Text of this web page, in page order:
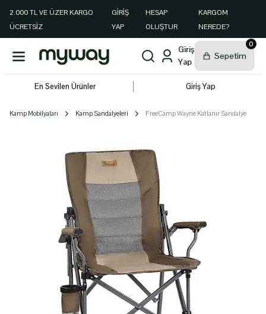
2.000 TL VE ÜZER KARGO
ÜCRETSİZ
GIRIŞ
YAP
HESAP
OLUŞTUR
KARGOM
NEREDE?
0
En Sevilen Ürünler Giriş Yap
Kamp Mobilyaları Kamp Sandalyeleri FreeCamp Wayne Katlanır Sandalye